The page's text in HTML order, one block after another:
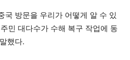
국 방문을 우리가 어떻게 알 수 있
민 대다수가 수해 복구 작업에 동
했다.